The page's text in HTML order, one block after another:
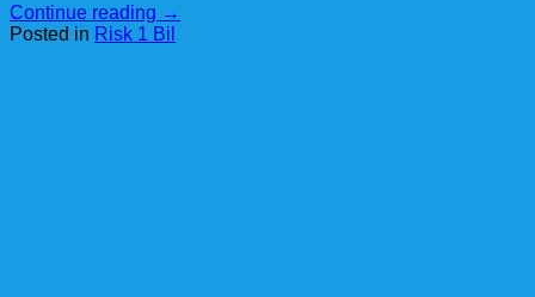
Continue reading →
Posted in Risk 1 Bil